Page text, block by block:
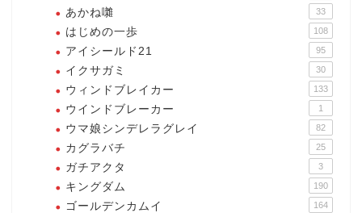
あかね囃 33
はじめの一歩 108
アイシールド21 95
イクサガミ 30
ウィンドブレイカー 133
ウインドブレーカー 1
ウマ娘シンデレラグレイ 82
カグラバチ 25
ガチアクタ 3
キングダム 190
ゴールデンカムイ 164